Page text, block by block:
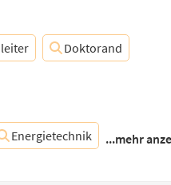
Doktorand
Energietechnik ...mehr